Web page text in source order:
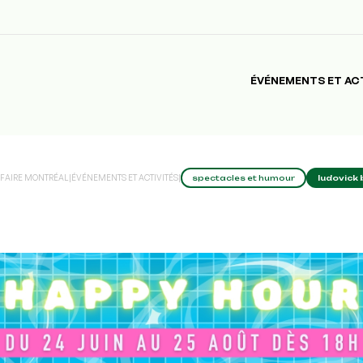
ÉVÉNEMENTS ET
MONTRÉAL |ÉVÉNEMENTS ET ACTIVITÉS| spectacles et humour ludovick